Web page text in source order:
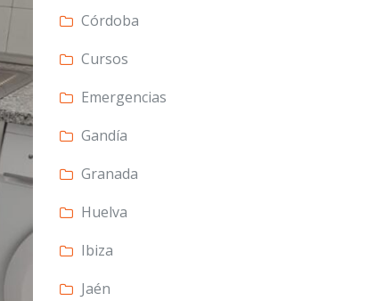
Córdoba
Cursos
Emergencias
Gandía
Granada
Huelva
Ibiza
Jaén